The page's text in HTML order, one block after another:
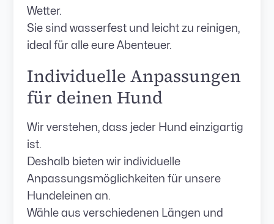
Wetter.
Sie sind wasserfest und leicht zu reinigen,
ideal für alle eure Abenteuer.
Individuelle Anpassungen
für deinen Hund
Wir verstehen, dass jeder Hund einzigartig
ist.
Deshalb bieten wir individuelle
Anpassungsmöglichkeiten für unsere
Hundeleinen an.
Wähle aus verschiedenen Längen und